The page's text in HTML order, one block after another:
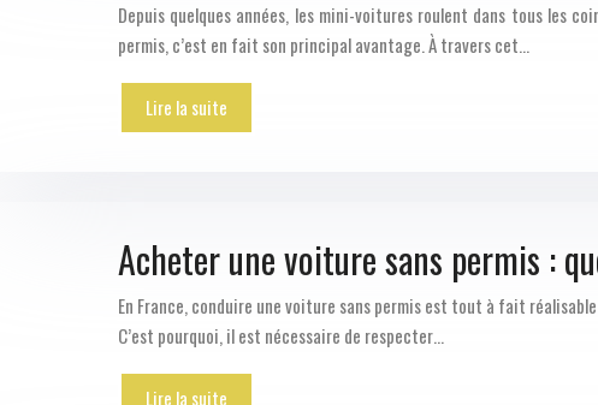
Depuis quelques années, les mini-voitures roulent dans tous les
permis, c’est en fait son principal avantage. À travers cet…
Lire la suite
Acheter une voiture sans permis :
En France, conduire une voiture sans permis est tout à fait
C’est pourquoi, il est nécessaire de respecter…
Lire la suite